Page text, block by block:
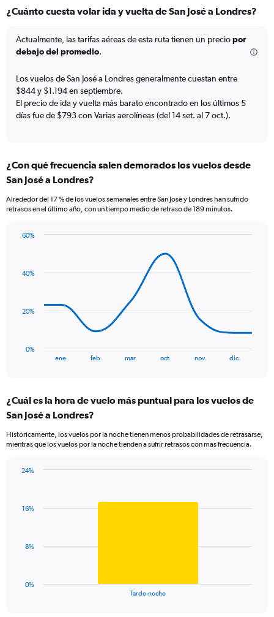
Range:
categories.
The
has
1
Y
axis
displaying
to
1500.
¿Cuánto cuesta volar ida y vuelta de San José a Londres?
Actualmente, las tarifas aéreas de esta ruta tienen un preciopor
debajo del promedio.
Los vuelos de San José a Londres generalmente cuestan entre
$844 y $1.194 en septiembre.
El precio de ida y vuelta más barato encontrado en los últimos 5
días fue de $793 con Varias aerolíneas (del 14 set. al 7 oct.).
¿Con qué frecuencia salen demorados los vuelos desde
San José a Londres?
Alrededor del 17 % de los vuelos semanales entre San José y Londres han sufrido
retrasos en el último año, con un tiempo medio de retraso de 189 minutos.
categories.
Range:
categories.
The
has
axis
Range:
ene. feb. mar. oct. nov. dic.
0%
20%
40%
60%
¿Cuál es la hora de vuelo más puntual para los vuelos de
San José a Londres?
Históricamente, los vuelos por la noche tienen menos probabilidades de retrasarse,
mientras que los vuelos por la noche tienden a sufrir retrasos con más frecuencia.
The
Tarde-noche
0%
8%
16%
24%